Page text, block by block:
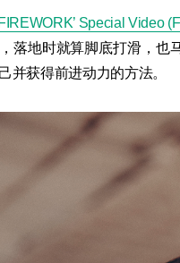
Special Video
落地时就算脚底打滑，也
并获得前进动力的方法。